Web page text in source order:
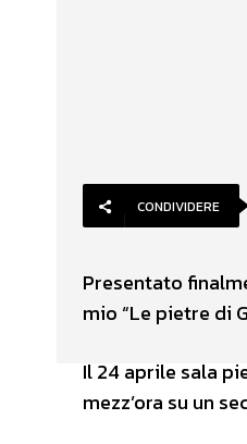
CONDIVIDERE
Presentato
mio “Le pietre di
Il 24 aprile sala
mezz’ora su un